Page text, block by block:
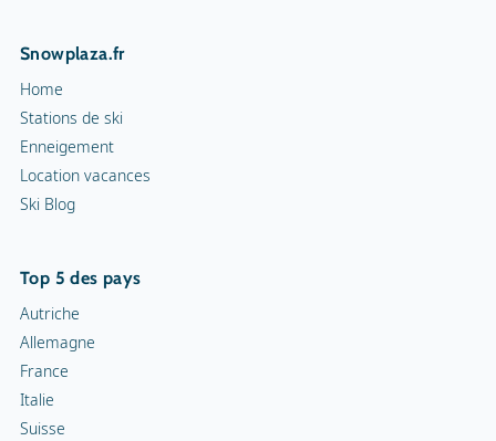
Sentiers de randonnée
Patinoire intérieure
Patinoire
Snowrafting
Traîneau à chiens
Motoneiges
Snowplaza.fr
Home
Stations de ski
Enneigement
Location vacances
Ski Blog
Top 5 des pays
Autriche
Allemagne
France
Italie
Suisse